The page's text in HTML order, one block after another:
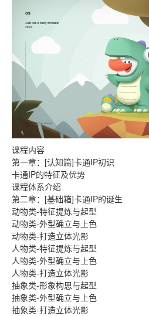
课程内容
第一章：[认知篇]卡通IP初识
卡通IP的特征及优势
课程体系介绍
第二章：[基础箱]卡通IP的诞生
动物类-特征提炼与起型
动物类-外型确立与上色
动物类-打造立体光影
人物类-特征提炼与起型
人物类-外型确立与上色
人物类-打造立体光影
抽象类-形象构思与起型
抽象类-外型确立与上色
抽象类-打造立体光影